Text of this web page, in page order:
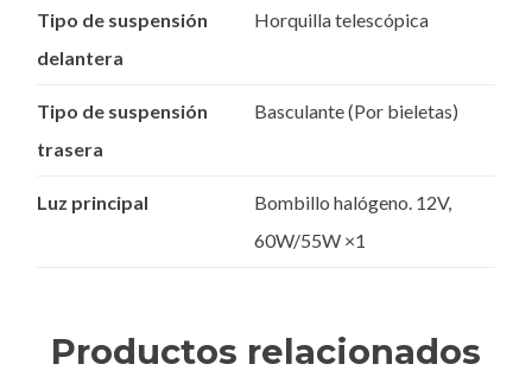
Tipo de suspensión
delantera
Horquilla telescópica
Tipo de suspensión
trasera
Basculante (Por bieletas)
Luz principal
Bombillo halógeno. 12V,
60W/55W ×1
Productos relacionados